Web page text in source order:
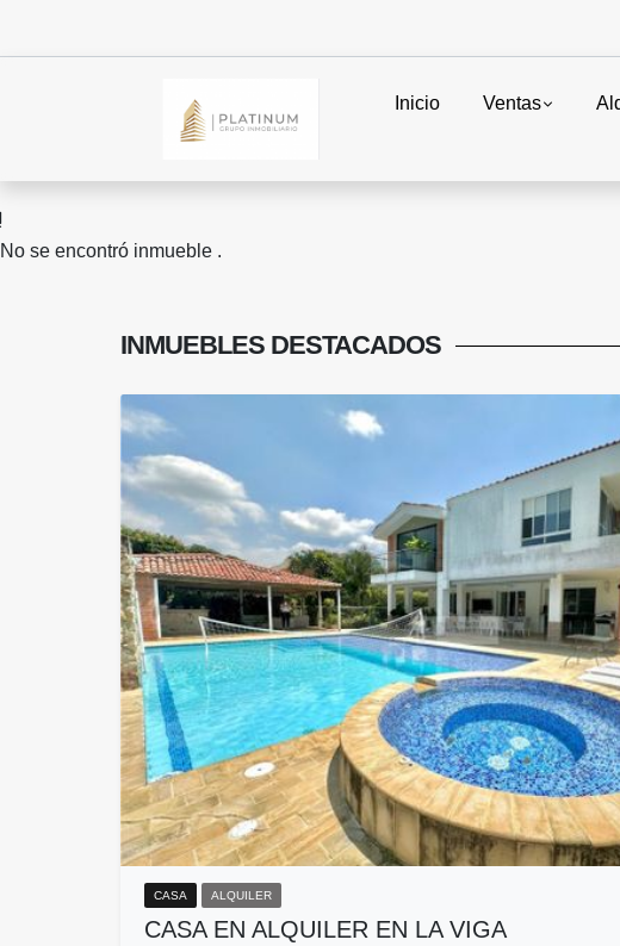
Inicio Ventas
No se encontró inmueble .
INMUEBLES DESTACADOS
CASA ALQUILER
CASA EN ALQUILER EN LA VIGA